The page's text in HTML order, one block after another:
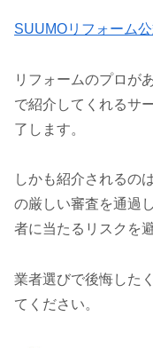
SUUMOリフォーム
リフォームのプロが
で紹介してくれるサ
了します。
しかも紹介されるの
の厳しい審査を通過
者に当たるリスクを
業者選びで後悔した
てください。